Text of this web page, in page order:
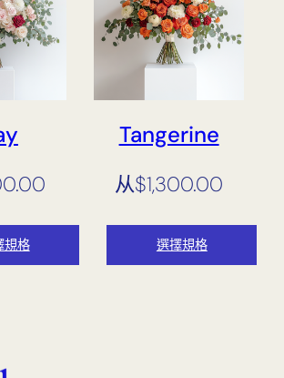
規格
Tangerine
从$1,300.00
選擇規格